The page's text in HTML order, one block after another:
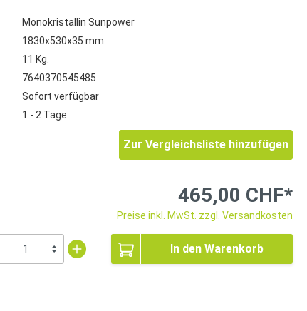
Monokristallin Sunpower
1830x530x35 mm
11 Kg.
7640370545485
Sofort verfügbar
1 - 2 Tage
Zur Vergleichsliste hinzufügen
465,00 CHF*
Preise inkl. MwSt. zzgl. Versandkosten
In den Warenkorb